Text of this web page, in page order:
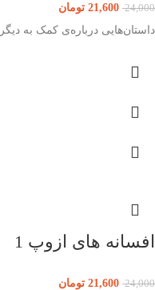
24,000
21,600 تومان
داستان‌هایی درباره‌ی کمک به
افسانه های ازوپ 1
24,000
21,600 تومان